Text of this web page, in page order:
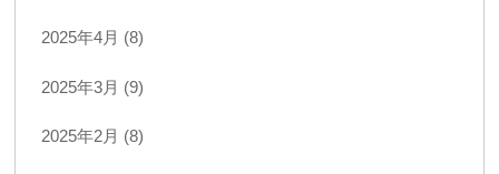
2025年4月 (8)
2025年3月 (9)
2025年2月 (8)